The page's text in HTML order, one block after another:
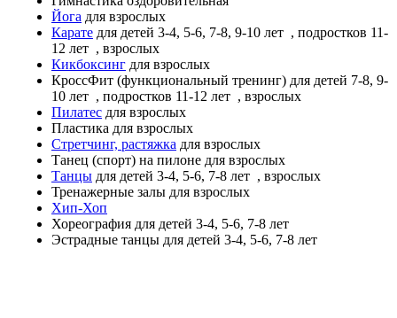
Йога для взрослых
Карате для детей 3-4, 5-6, 7-8, 9-10 лет , подростков 11-
12 лет , взрослых
Кикбоксинг для взрослых
КроссФит (функциональный тренинг) для детей 7-8, 9-
10 лет , подростков 11-12 лет , взрослых
Пилатес для взрослых
Пластика для взрослых
Стретчинг, растяжка для взрослых
Танец (спорт) на пилоне для взрослых
Танцы для детей 3-4, 5-6, 7-8 лет , взрослых
Тренажерные залы для взрослых
Хип-Хоп
Хореография для детей 3-4, 5-6, 7-8 лет
Эстрадные танцы для детей 3-4, 5-6, 7-8 лет